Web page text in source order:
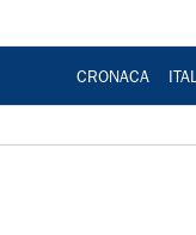
CRONACA